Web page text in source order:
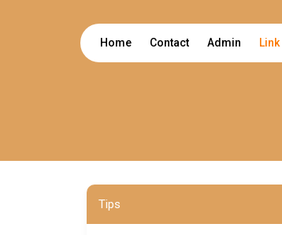
Home Contact Admin
Tips